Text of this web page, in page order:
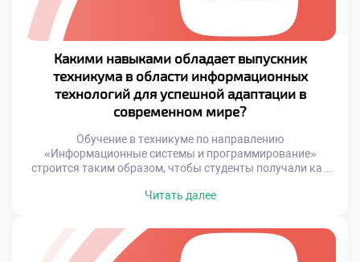
Какими навыками обладает выпускник
техникума в области информационных
технологий для успешной адаптации в
современном мире?
Обучение в техникуме по направлению
«Информационные системы и программирование»
строится таким образом, чтобы студенты получали как
сочетание формирует профессиональную базу, которая
образования. Современный выпускник техникума — это
человек, готовый к реальным задачам IT-индустрии,
умеющий применять свои знания на практике и быстро
Читать далее